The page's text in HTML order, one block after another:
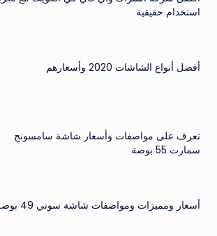
استخدام حقيقية
أفضل أنواع الشاشات 2020 وأسعارهم
تعرف على مواصفات وأسعار شاشة سامسونج
سمارت 55 بوصة
أسعار ومميزات ومواصفات شاشة سوني 49 بوصة